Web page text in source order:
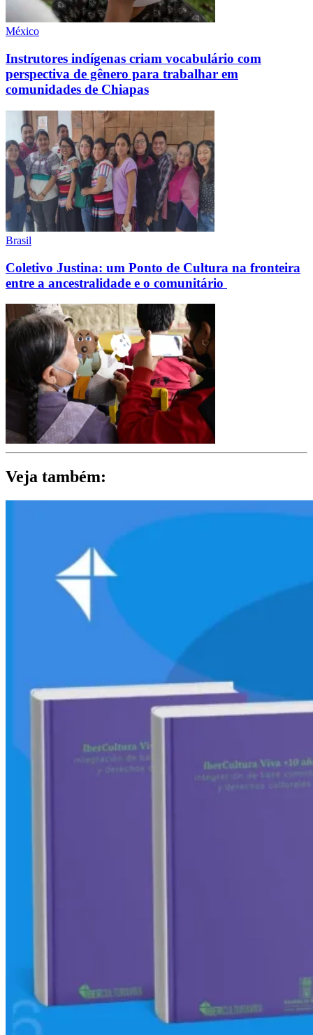
México
Instrutores indígenas criam vocabulário com
perspectiva de gênero para trabalhar em
comunidades de Chiapas
Brasil
Coletivo Justina: um Ponto de Cultura na fronteira
entre a ancestralidade e o comunitário
Veja também: